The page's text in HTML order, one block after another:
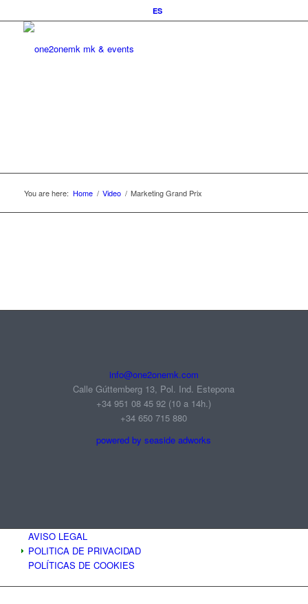
ES
You are here: Home / Video / Marketing Grand Prix
info@one2onemk.com
Calle Gúttemberg 13, Pol. Ind. Estepona
+34 951 08 45 92‬ (10 a 14h.)
+34 650 715 880
powered by seaside adworks
AVISO LEGAL
POLITICA DE PRIVACIDAD
POLÍTICAS DE COOKIES